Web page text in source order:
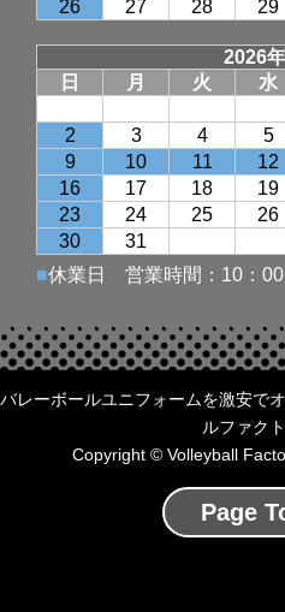
バレーボールユニフォームを激安で
ルファク
Copyright © Volleyball
Page